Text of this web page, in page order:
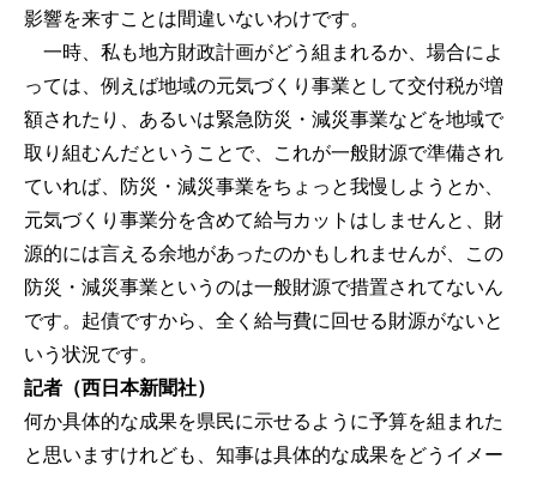
影響を来すことは間違いないわけです。
一時、私も地方財政計画がどう組まれるか、場合によ
っては、例えば地域の元気づくり事業として交付税が増
額されたり、あるいは緊急防災・減災事業などを地域で
取り組むんだということで、これが一般財源で準備され
ていれば、防災・減災事業をちょっと我慢しようとか、
元気づくり事業分を含めて給与カットはしませんと、財
源的には言える余地があったのかもしれませんが、この
防災・減災事業というのは一般財源で措置されてないん
です。起債ですから、全く給与費に回せる財源がないと
いう状況です。
記者（西日本新聞社）
何か具体的な成果を県民に示せるように予算を組まれた
と思いますけれども、知事は具体的な成果をどうイメー